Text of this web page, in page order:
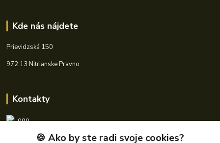
Kde nás nájdete
Prievidzská 150
972 13 Nitrianske Pravno
Kontakty
+421 940 621 185
🍪 Ako by ste radi svoje cookies?